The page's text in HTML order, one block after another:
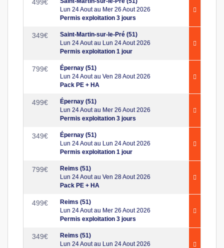
499€
Lun 24 Aout au Mer 26 Aout 2026
Permis exploitation 3 jours
349€
Saint-Martin-sur-le-Pré (51)
Lun 24 Aout au Lun 24 Aout 2026
Permis exploitation 1 jour
799€
Épernay (51)
Lun 24 Aout au Ven 28 Aout 2026
Pack PE + HA
499€
Épernay (51)
Lun 24 Aout au Mer 26 Aout 2026
Permis exploitation 3 jours
349€
Épernay (51)
Lun 24 Aout au Lun 24 Aout 2026
Permis exploitation 1 jour
799€
Reims (51)
Lun 24 Aout au Ven 28 Aout 2026
Pack PE + HA
499€
Reims (51)
Lun 24 Aout au Mer 26 Aout 2026
Permis exploitation 3 jours
349€
Reims (51)
Lun 24 Aout au Lun 24 Aout 2026